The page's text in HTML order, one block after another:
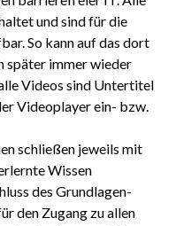
und sind für die
So kann auf das dort
später immer wieder
Videos sind Untertitel
Videoplayer ein- bzw.
schließen jeweils mit
Wissen
des Grundlagen-
den Zugang zu allen